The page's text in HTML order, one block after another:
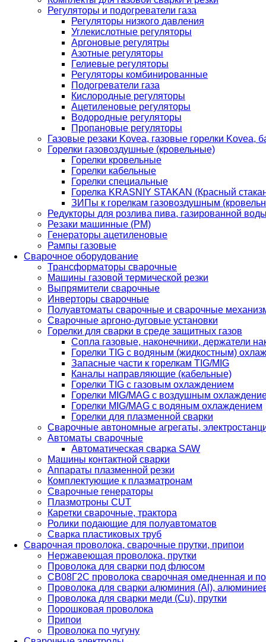
Регуляторы и подогреватели газа
Регуляторы низкого давления
Углекислотные регуляторы
Аргоновые регулятры
Азотные регуляторы
Гелиевые регуляторы
Регуляторы комбинированные
Подогреватели газа
Кислородные регуляторы
Ацетиленовые регуляторы
Водородные регуляторы
Пропановые регуляторы
Газовые резаки Kovea, газовые горелки Kovea,
Горелки газовоздушные (кровельные)
Горелки кровельные
Горелки кабельные
Горелки специальные
Горелка KRASNIY STAKAN (Красный
ЗИПы к горелкам газовоздушным
Редукторы для розлива пива, газированной
Резаки машинные (РМ)
Генераторы ацетиленовые
Рампы газовые
Сварочное оборудование
Трансформаторы сварочные
Машины газовой термической резки
Выпрямители сварочные
Инверторы сварочные
Полуавтоматы сварочные и сварочные
Сварочные аргоно-дуговые установки
Горелки для сварки в среде защитных газов
Сопла газовые, наконечники, держатели
Горелки TIG с водяным (жидкостным)
Запасные части к горелкам TIG/MIG
Каналы направляющие (кабельные)
Горелки TIG с газовым охлаждением
Горелки MIG/MAG с воздушным
Горелки MIG/MAG с водяным охлаждением
Горелки для плазменной сварки
Сварочные автономные агрегаты,
Автоматы сварочные
Автоматическая сварка SAW
Машины контактной сварки
Аппараты плазменной резки
Комплектующие к плазматронам
Сварочные генераторы
Плазмотроны CUT
Каретки сварочные, трактора
Ролики подающие для полуавтоматов
Сварка пластиковых труб
Сварочная проволока, сварочные прутки, припои
Нержавеющая проволока, прутки
Проволока для сварки под флюсом
СВ08Г2С проволока сварочная омедненная и
Проволока для сварки алюминия (Al),
Проволока для сварки меди (Cu), прутки
Порошковая проволока
Припои
Проволока по чугуну